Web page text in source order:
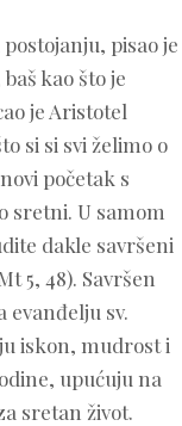
pisao je
kao što je
je Aristotel
si si svi želimo o
početak s
sretni. U samom
dakle savršeni
5, 48). Savršen
evanđelju sv.
iskon, mudrost i
upućuju na
sretan život.